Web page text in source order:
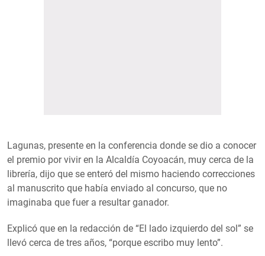
Lagunas, presente en la conferencia donde se dio a conocer
el premio por vivir en la Alcaldía Coyoacán, muy cerca de la
librería, dijo que se enteró del mismo haciendo correcciones
al manuscrito que había enviado al concurso, que no
imaginaba que fuer a resultar ganador.
Explicó que en la redacción de “El lado izquierdo del sol” se
llevó cerca de tres años, “porque escribo muy lento”.